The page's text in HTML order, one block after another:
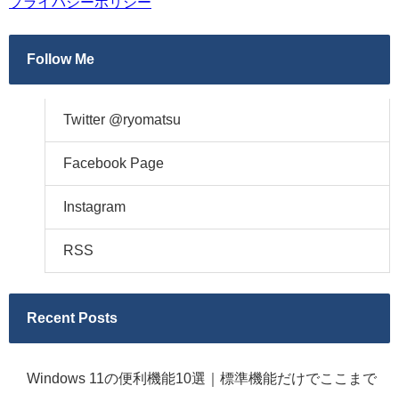
Follow Me
Twitter @ryomatsu
Facebook Page
Instagram
RSS
Recent Posts
Windows 11の便利機能10選｜標準機能だけでここまで